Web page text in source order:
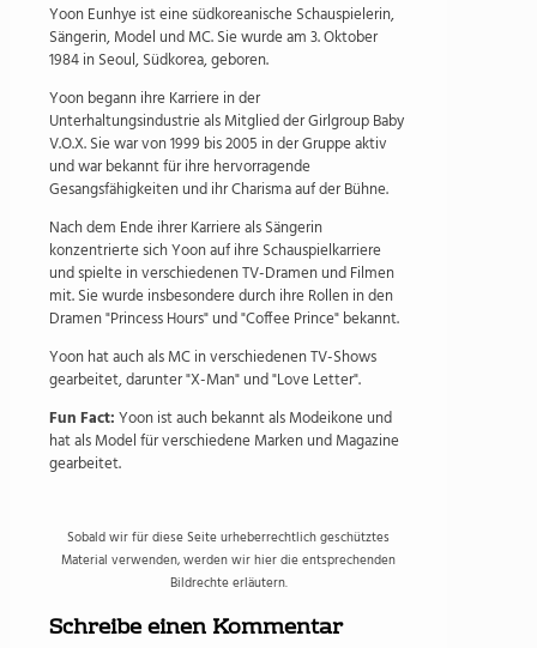
Yoon Eunhye ist eine südkoreanische Schauspielerin,
Sängerin, Model und MC. Sie wurde am 3. Oktober
1984 in Seoul, Südkorea, geboren.
Yoon begann ihre Karriere in der
Unterhaltungsindustrie als Mitglied der Girlgroup Baby
V.O.X. Sie war von 1999 bis 2005 in der Gruppe aktiv
und war bekannt für ihre hervorragende
Gesangsfähigkeiten und ihr Charisma auf der Bühne.
Nach dem Ende ihrer Karriere als Sängerin
konzentrierte sich Yoon auf ihre Schauspielkarriere
und spielte in verschiedenen TV-Dramen und Filmen
mit. Sie wurde insbesondere durch ihre Rollen in den
Dramen "Princess Hours" und "Coffee Prince" bekannt.
Yoon hat auch als MC in verschiedenen TV-Shows
gearbeitet, darunter "X-Man" und "Love Letter".
Fun Fact:Yoon ist auch bekannt als Modeikone und
hat als Model für verschiedene Marken und Magazine
gearbeitet.
Sobald wir für diese Seite urheberrechtlich geschütztes
Material verwenden, werden wir hier die entsprechenden
Bildrechte erläutern.
Schreibe einen Kommentar